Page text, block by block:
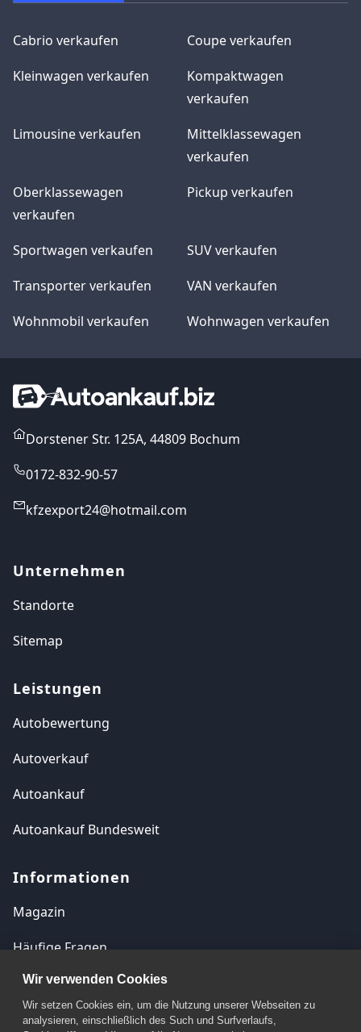
Cabrio verkaufen
Coupe verkaufen
Kleinwagen verkaufen
Kompaktwagen
verkaufen
Limousine verkaufen
Mittelklassewagen
verkaufen
Oberklassewagen
verkaufen
Pickup verkaufen
Sportwagen verkaufen
SUV verkaufen
Transporter verkaufen
VAN verkaufen
Wohnmobil verkaufen
Wohnwagen verkaufen
Dorstener Str. 125A, 44809 Bochum
0172-832-90-57
kfzexport24@hotmail.com
Unternehmen
Standorte
Sitemap
Leistungen
Autobewertung
Autoverkauf
Autoankauf
Autoankauf Bundesweit
Informationen
Magazin
Häufige Fragen
Kontakt
Impressum
Wir verwenden Cookies
Wir setzen Cookies ein, um die Nutzung unserer Webseiten zu
analysieren, einschließlich des Such und Surfverlaufs,